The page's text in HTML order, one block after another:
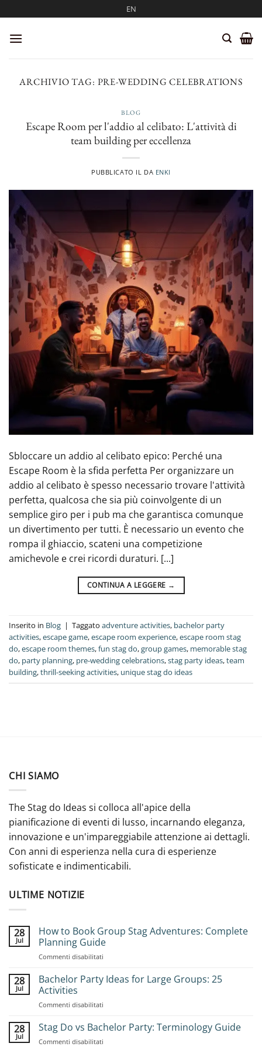
ai
contenuti
EN
ARCHIVIO TAG: PRE-WEDDING CELEBRATIONS
BLOG
Escape Room per l'addio al celibato: L'attività di
team building per eccellenza
PUBBLICATO IL DA ENKI
Sbloccare un addio al celibato epico: Perché una
Escape Room è la sfida perfetta Per organizzare un
addio al celibato è spesso necessario trovare l'attività
perfetta, qualcosa che sia più coinvolgente di un
semplice giro per i pub ma che garantisca comunque
un divertimento per tutti. È necessario un evento che
rompa il ghiaccio, scateni una competizione
amichevole e crei ricordi duraturi. [...]
CONTINUA A LEGGERE →
Inserito in Blog | Taggato adventure activities, bachelor party
activities,escape game,escape room experience,escape room stag
do,escape room themes,fun stag do,group games, memorable stag
do, party planning, pre-wedding celebrations,stag party ideas,team
building,thrill-seeking activities, unique stag do ideas
CHI SIAMO
The Stag do Ideas si colloca all'apice della
pianificazione di eventi di lusso, incarnando eleganza,
innovazione e un'impareggiabile attenzione ai dettagli.
Con anni di esperienza nella cura di esperienze
sofisticate e indimenticabili.
ULTIME NOTIZIE
28
Jul
How to Book Group Stag Adventures: Complete
Planning Guide
Commenti disabilitati
to
Complete
28
Jul
Bachelor Party Ideas for Large Groups: 25
Activities
Commenti disabilitati
Party
28
Jul
Stag Do vs Bachelor Party: Terminology Guide
Commenti disabilitati